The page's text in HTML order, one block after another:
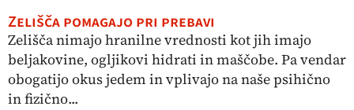
Zelišča pomagajo pri prebavi
Zelišča nimajo hranilne vrednosti kot jih imajo
beljakovine, ogljikovi hidrati in maščobe. Pa vendar
obogatijo okus jedem in vplivajo na naše psihično
in fizično...